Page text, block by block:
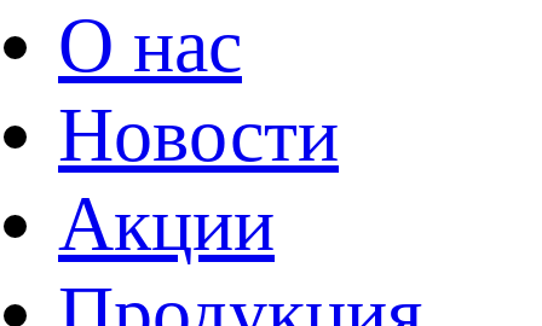
О нас
Новости
Акции